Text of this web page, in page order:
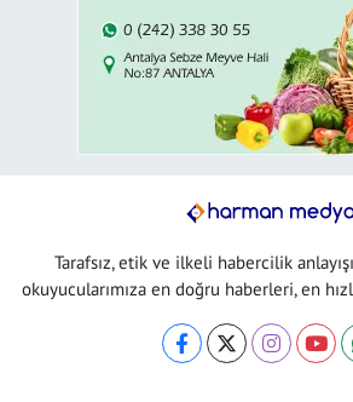
Tarafsız, etik ve ilkeli habercilik
okuyucularımıza en doğru haberleri, en